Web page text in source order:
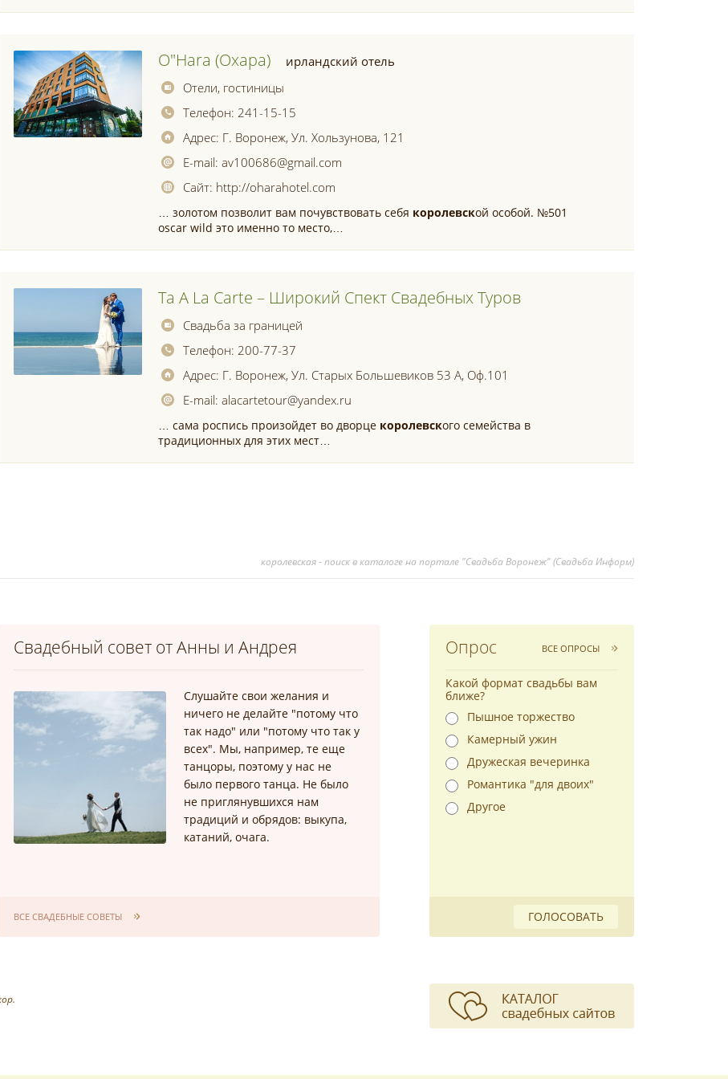
O"hara (охара)
ирландский отель
Отели, гостиницы
Телефон:241-15-15
Адрес: Г. Воронеж, Ул. Хользунова, 121
E-mail:av100686@gmail.com
Сайт: http://oharahotel.com
… золотом позволит вам почувствовать себя королевской особой. №501
oscar wild это именно то место,…
Та A La Carte – Широкий Спект Свадебных Туров
Свадьба за границей
Телефон:200-77-37
Адрес: Г. Воронеж, Ул. Старых Большевиков 53 А, Оф.101
E-mail:alacartetour@yandex.ru
… сама роспись произойдет во дворце королевского семейства в
традиционных для этих мест…
королевская - поиск в каталоге на портале "Свадьба Воронеж" (Свадьба Информ)
Свадебный совет от Анны и Андрея
Слушайте свои желания и
ничего не делайте "потому что
так надо" или "потому что так у
всех". Мы, например, те еще
танцоры, поэтому у нас не
было первого танца. Не было
не приглянувшихся нам
традиций и обрядов: выкупа,
катаний, очага.
ВСЕ СВАДЕБНЫЕ СОВЕТЫ
Опрос ВСЕ ОПРОСЫ
Какой формат свадьбы вам
ближе?
Пышное торжество
Камерный ужин
Дружеская вечеринка
Романтика "для двоих"
Другое
ГОЛОСОВАТЬ